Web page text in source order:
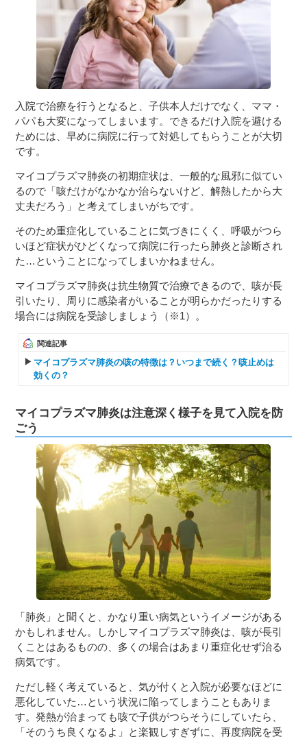
入院で治療を行うとなると、子供本人だけでなく、ママ・
パパも大変になってしまいます。できるだけ入院を避ける
ためには、早めに病院に行って対処してもらうことが大切
です。
マイコプラズマ肺炎の初期症状は、一般的な風邪に似てい
るので「咳だけがなかなか治らないけど、解熱したから大
丈夫だろう」と考えてしまいがちです。
そのため重症化していることに気づきにくく、呼吸がつら
いほど症状がひどくなって病院に行ったら肺炎と診断され
た…ということになってしまいかねません。
マイコプラズマ肺炎は抗生物質で治療できるので、咳が長
引いたり、周りに感染者がいることが明らかだったりする
場合には病院を受診しましょう（※1）。
関連記事
マイコプラズマ肺炎の咳の特徴は？いつまで続く？咳止めは
効くの？
マイコプラズマ肺炎は注意深く様子を見て入院を防
ごう
「肺炎」と聞くと、かなり重い病気というイメージがある
かもしれません。しかしマイコプラズマ肺炎は、咳が長引
くことはあるものの、多くの場合はあまり重症化せず治る
病気です。
ただし軽く考えていると、気が付くと入院が必要なほどに
悪化していた…という状況に陥ってしまうこともありま
す。発熱が治まっても咳で子供がつらそうにしていたら、
「そのうち良くなるよ」と楽観しすぎずに、再度病院を受